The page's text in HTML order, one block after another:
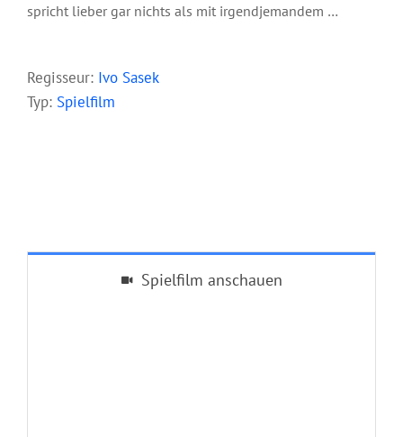
spricht lieber gar nichts als mit irgendjemandem …
Regisseur: Ivo Sasek
Typ: Spielfilm
Spielfilm anschauen